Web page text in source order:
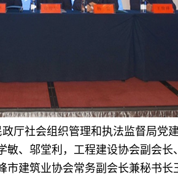
厅社会组织管理和执法监督局党
敏、邬堂利，工程建设协会副会
建筑业协会常务副会长兼秘书长